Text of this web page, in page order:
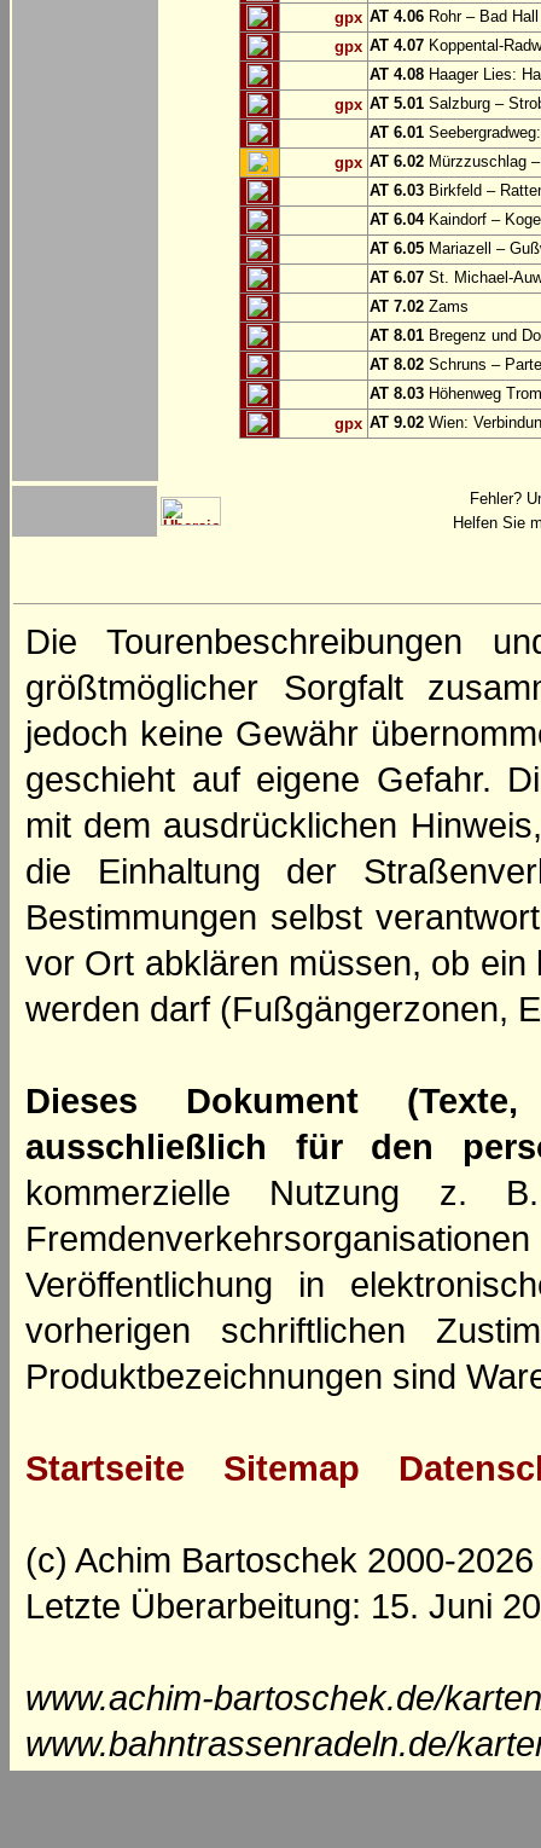
gpx AT 4.06 Rohr – Bad Hall
gpx AT 4.07 Koppental-
AT 4.08 Haager Lies:
gpx AT 5.01 Salzburg –
AT 6.01
gpx AT 6.02 Mürzzuschlag
AT 6.03 Birkfeld –
AT 6.04Kaindorf –
AT 6.05 Mariazell –
AT 6.07 St. Michael-
AT 7.02 Zams
AT 8.01 Bregenz und
AT 8.02 Schruns –
AT 8.03 Höhenweg
gpx AT 9.02 Wien:
Fehler?
Helfen Sie
Die Tourenbeschreibungen
größtmöglicher Sorgfalt
jedoch keine Gewähr
geschieht auf eigene Gefahr.
mit dem ausdrücklichen
die Einhaltung der
Bestimmungen selbst
vor Ort abklären müssen, ob
werden darf (Fußgängerzonen,
Dieses Dokument
ausschließlich für den
kommerzielle Nutzung z.
Veröffentlichung in
vorherigen schriftlichen
Produktbezeichnungen sind
Startseite Sitemap
(c) Achim Bartoschek 2000-2026
Letzte Überarbeitung: 15. Juni
www.achim-bartoschek.de/
www.bahntrassenradeln.de/